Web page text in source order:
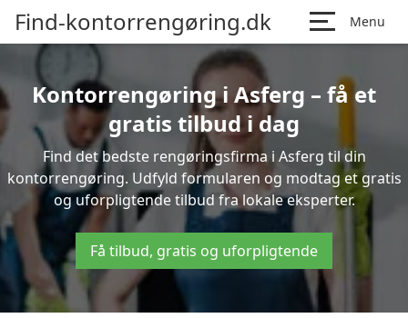
Find-kontorrengøring.dk Menu
Kontorrengøring i Asferg – få et
gratis tilbud i dag
Find det bedste rengøringsfirma i Asferg til din
kontorrengøring. Udfyld formularen og modtag et gratis
og uforpligtende tilbud fra lokale eksperter.
Få tilbud, gratis og uforpligtende